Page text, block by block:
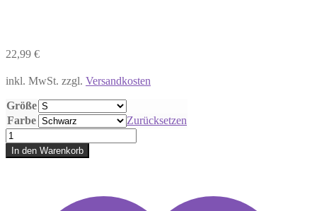
22,99 €
inkl. MwSt. zzgl. Versandkosten
Größe
Farbe
Zurücksetzen
Heavy
Cotton™
Adult
In den Warenkorb